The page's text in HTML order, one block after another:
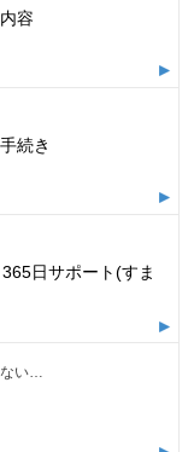
容
続き
日サポート(すま
い…